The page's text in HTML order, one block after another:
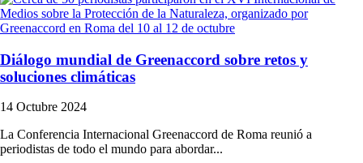
Diálogo mundial de Greenaccord sobre retos y
soluciones climáticas
14 Octubre 2024
La Conferencia Internacional Greenaccord de Roma reunió a
periodistas de todo el mundo para abordar...